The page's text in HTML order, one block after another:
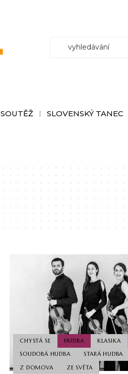
SOUTĚŽ SLOVENSKÝ TANEC
CHYSTÁ SE HUDBA KLASIKA
SOUDOBÁ HUDBA
STARÁ HUDBA
Z DOMOVA
ZE SVĚTA